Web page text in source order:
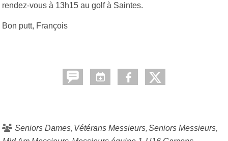
rendez-vous à 13h15 au golf à Saintes.
Bon putt, François
Seniors Dames Vétérans Messieurs Seniors Messieurs